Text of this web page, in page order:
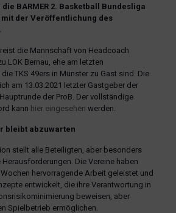
BARMER 2. Basketball Bundesliga
der Veröffentlichung des
die Mannschaft von Headcoach
LOK Bernau, ehe am letzten
TKS 49ers in Münster zu Gast sind. Die
am 13.03.2021 letzter Gastgeber der
der ProB. Der vollständige
kann hier eingesehen werden.
bleibt abzuwarten
stellt alle Beteiligten, aber besonders
Die Vereine haben
hervorragende Arbeit geleistet und
entwickelt, die ihre Verantwortung in
beweisen, aber
Spielbetrieb ermöglichen.